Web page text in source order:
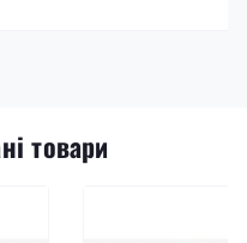
товари